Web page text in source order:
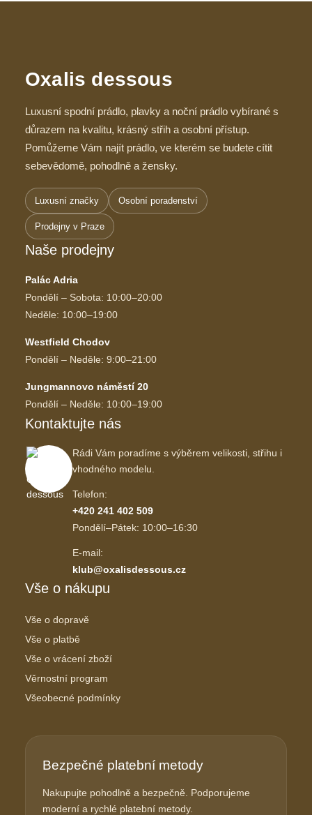
Oxalis dessous
Luxusní spodní prádlo, plavky a noční prádlo vybírané s
důrazem na kvalitu, krásný střih a osobní přístup.
Pomůžeme Vám najít prádlo, ve kterém se budete cítit
sebevědomě, pohodlně a žensky.
Luxusní značky Osobní poradenství
Prodejny v Praze
Naše prodejny
Palác Adria
Pondělí – Sobota: 10:00–20:00
Neděle: 10:00–19:00
Westfield Chodov
Pondělí – Neděle: 9:00–21:00
Jungmannovo náměstí 20
Pondělí – Neděle: 10:00–19:00
Kontaktujte nás
Rádi Vám poradíme s výběrem velikosti, střihu i
vhodného modelu.
Telefon:
+420 241 402 509
Pondělí–Pátek: 10:00–16:30
E-mail:
klub@oxalisdessous.cz
Vše o nákupu
Vše o dopravě
Vše o platbě
Vše o vrácení zboží
Věrnostní program
Všeobecné podmínky
Bezpečné platební metody
Nakupujte pohodlně a bezpečně. Podporujeme
moderní a rychlé platební metody.